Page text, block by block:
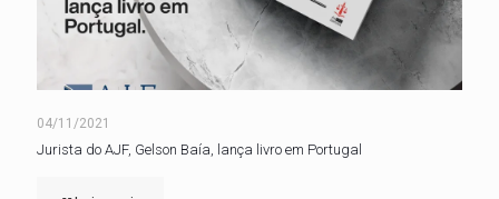
04/11/2021
Jurista do AJF, Gelson Baía, lança livro em Portugal